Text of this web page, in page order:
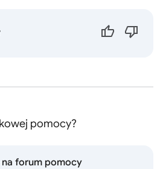
pomocy?
forum pomocy